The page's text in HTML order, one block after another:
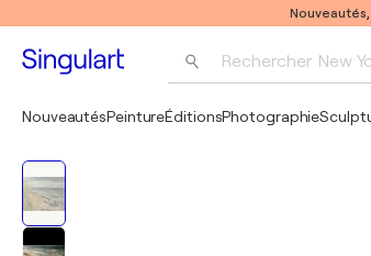
Rechercher New
NouveautésPeintureÉditionsPhotographie